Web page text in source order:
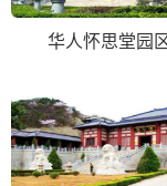
华人怀思堂园